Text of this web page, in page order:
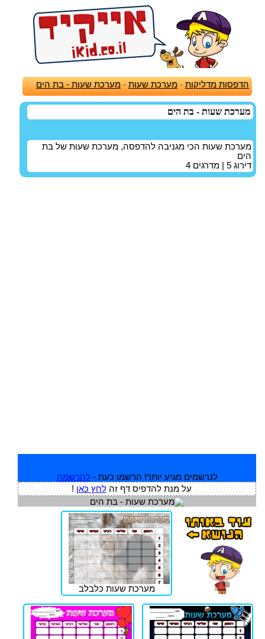
הדפסות מדליקות -מערכת שעות -מערכת שעות - בת הים
מערכת שעות - בת הים
מערכת שעות הכי מגניבה להדפסה, מערכת שעות של בת
הים
דירוג 5 | מדרגים 4
לנרשמים מגיע יותר! הרשמו כעת - להרשמה
על מנת להדפיס דף זהלחץ כאן !
מערכת שעות כלבלב